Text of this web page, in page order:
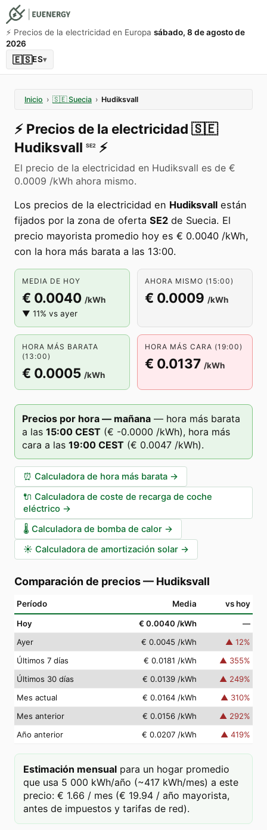
⚡️ Precios de la electricidad en Europa sábado, 8 de agosto de
2026
🇪🇸ES▾
Inicio › 🇸🇪 Suecia › Hudiksvall
⚡️ Precios de la electricidad 🇸🇪
Hudiksvall SE2 ⚡️
El precio de la electricidad en Hudiksvall es de €
0.0009 /kWh ahora mismo.
Los precios de la electricidad en Hudiksvall están
fijados por la zona de oferta SE2 de Suecia. El
precio mayorista promedio hoy es € 0.0040 /kWh,
con la hora más barata a las 13:00.
MEDIA DE HOY
€ 0.0040 /kWh
▼ 11% vs ayer
AHORA MISMO (15:00)
€ 0.0009 /kWh
HORA MÁS BARATA
(13:00)
€ 0.0005 /kWh
HORA MÁS CARA (19:00)
€ 0.0137 /kWh
Precios por hora — mañana — hora más barata
a las 15:00 CEST (€ -0.0000 /kWh), hora más
cara a las 19:00 CEST (€ 0.0047 /kWh).
⏰ Calculadora de hora más barata →
🔌 Calculadora de coste de recarga de coche
eléctrico →
🌡️ Calculadora de bomba de calor →
☀️ Calculadora de amortización solar →
Comparación de precios— Hudiksvall
Período Media vs hoy
Hoy € 0.0040 /kWh
—
Ayer
€ 0.0045 /kWh ▲ 12%
Últimos 7 días
€ 0.0181 /kWh ▲ 355%
Últimos 30 días
€ 0.0139 /kWh ▲ 249%
Mes actual
€ 0.0164 /kWh ▲ 310%
Mes anterior
€ 0.0156 /kWh ▲ 292%
Año anterior
€ 0.0207 /kWh ▲ 419%
Estimación mensual para un hogar promedio
que usa 5 000 kWh/año (~417 kWh/mes) a este
precio: € 1.66 / mes (€ 19.94 / año mayorista,
antes de impuestos y tarifas de red).